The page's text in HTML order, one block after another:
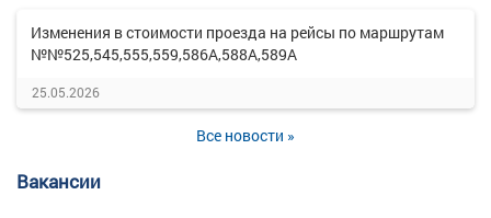
Изменения в стоимости проезда на рейсы по маршрутам
№№525,545,555,559,586А,588А,589А
25.05.2026
Все новости »
Вакансии